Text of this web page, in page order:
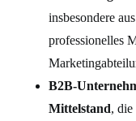
insbesondere aus
professionelles
B2B-
Mittelstand, die